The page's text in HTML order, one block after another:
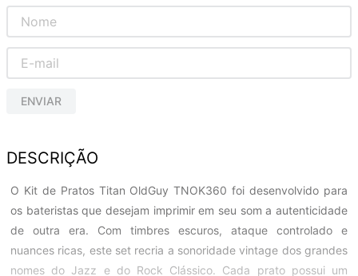
ENVIAR
DESCRIÇÃO
O Kit de Pratos Titan OldGuy TNOK360 foi desenvolvido para
os bateristas que desejam imprimir em seu som a autenticidade
de outra era. Com timbres escuros, ataque controlado e
nuances ricas, este set recria a sonoridade vintage dos grandes
nomes do Jazz e do Rock Clássico. Cada prato possui um